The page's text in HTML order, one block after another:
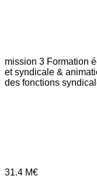
mission 3 Formation
et syndicale &
des fonctions
31.4 M€